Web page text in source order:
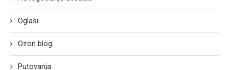
Oglasi
Ozon blog
Putovanja